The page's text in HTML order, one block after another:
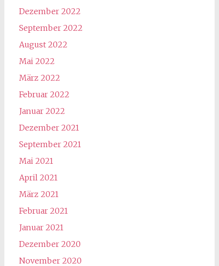
Dezember 2022
September 2022
August 2022
Mai 2022
März 2022
Februar 2022
Januar 2022
Dezember 2021
September 2021
Mai 2021
April 2021
März 2021
Februar 2021
Januar 2021
Dezember 2020
November 2020